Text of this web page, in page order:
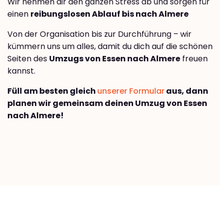
einen reibungslosen Ablauf bis nach Almere
Von der Organisation bis zur Durchführung – wir
kümmern uns um alles, damit du dich auf die schönen
Seiten des Umzugs von Essen nach Almere freuen
kannst.
Füll am besten gleich unserer Formularaus, dann
planen wir gemeinsam deinen Umzug von Essen
nach Almere!